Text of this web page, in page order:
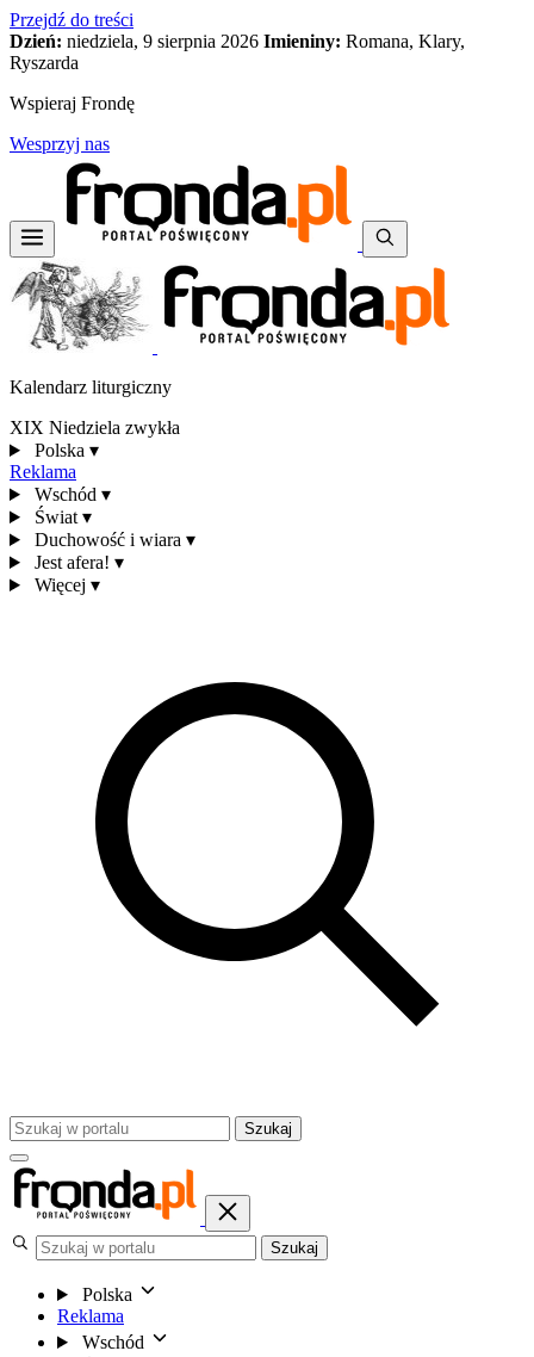
Przejdź do treści
Dzień: niedziela, 9 sierpnia 2026 Imieniny: Romana, Klary,
Ryszarda
Wspieraj Frondę
Wesprzyj nas
Kalendarz liturgiczny
XIX Niedziela zwykła
Polska ▾
Reklama
Wschód ▾
Świat ▾
Duchowość i wiara ▾
Jest afera! ▾
Więcej ▾
Szukaj
Szukaj
Polska
Reklama
Wschód